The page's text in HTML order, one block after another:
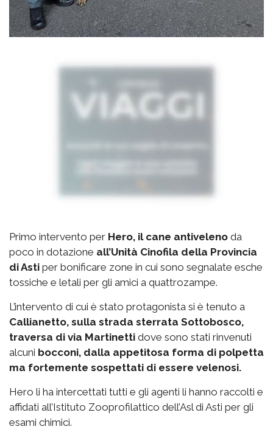
Primo intervento per Hero, il cane antiveleno da
poco in dotazione all’Unità Cinofila della Provincia
di Asti per bonificare zone in cui sono segnalate esche
tossiche e letali per gli amici a quattrozampe.
L’intervento di cui è stato protagonista si è tenuto a
Callianetto, sulla strada sterrata Sottobosco,
traversa di via Martinetti dove sono stati rinvenuti
alcuni bocconi, dalla appetitosa forma di polpetta
ma fortemente sospettati di essere velenosi.
Hero li ha intercettati tutti e gli agenti li hanno raccolti e
affidati all’Istituto Zooprofilattico dell’Asl di Asti per gli
esami chimici.